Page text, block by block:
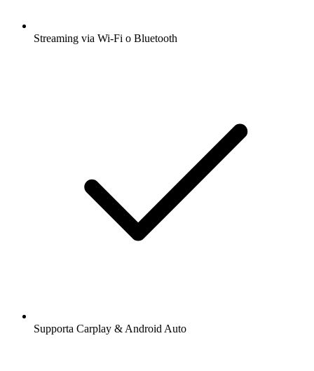
Streaming via Wi-Fi o Bluetooth
Supporta Carplay & Android Auto